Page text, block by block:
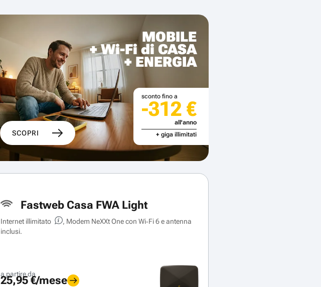
MOBILE
+ Wi-Fi di CASA
+ ENERGIA
SCOPRI
sconto fino a
-312 €
all'anno
+ giga illimitati
Fastweb Casa FWA Light
Internet illimitato
, Modem NeXXt One con Wi‑Fi 6 e antenna
inclusi.
a partire da
25,95 €/mese